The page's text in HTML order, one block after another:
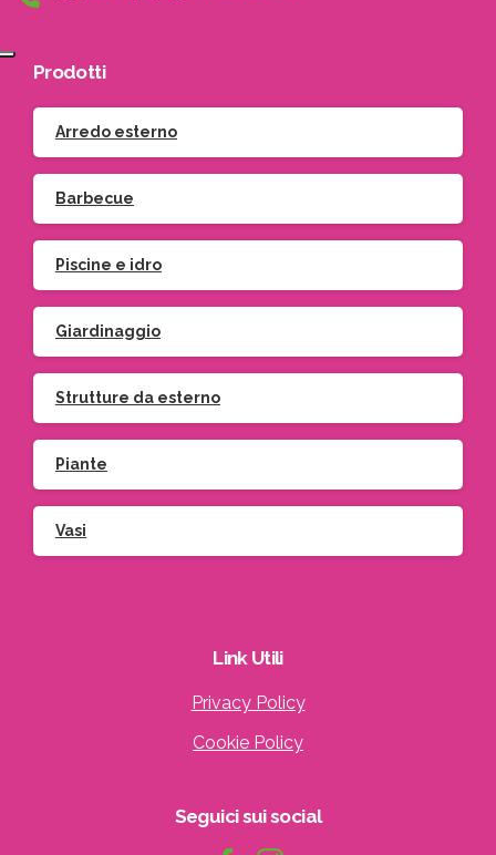
Prodotti
Arredo esterno
Barbecue
Piscine e idro
Giardinaggio
Strutture da esterno
Piante
Vasi
Link Utili
Privacy Policy
Cookie Policy
Seguicisuisocial